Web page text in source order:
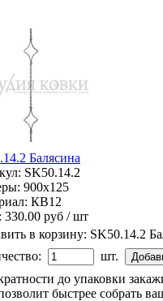
Балясина
SK50.14.2
900x125
КВ12
330.00 руб / шт
в корзину: SK50.14.2
шт.
до упаковки
быстрее собрать